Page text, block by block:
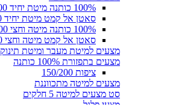
100% כותנה מיטת יחיד 90/200
סאטן אל קמט מיטת יחיד 90/200
100% כותנה מיטה וחצי 120/200
סאטן אל קמט מיטה וחצי 120/200
מצעים למיטת מעבר ומיטת תינוק
מצעים בתפזורת 100% כותנה
ציפות 150/200
מצעים למיטה מתכווננת
סט מצעים למיטה 5 חלקים